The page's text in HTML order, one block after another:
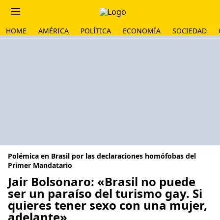
HOME AMÉRICA POLÍTICA ECONOMÍA SOCIEDAD
Polémica en Brasil por las declaraciones homófobas del
Primer Mandatario
Jair Bolsonaro: «Brasil no puede
ser un paraíso del turismo gay. Si
quieres tener sexo con una mujer,